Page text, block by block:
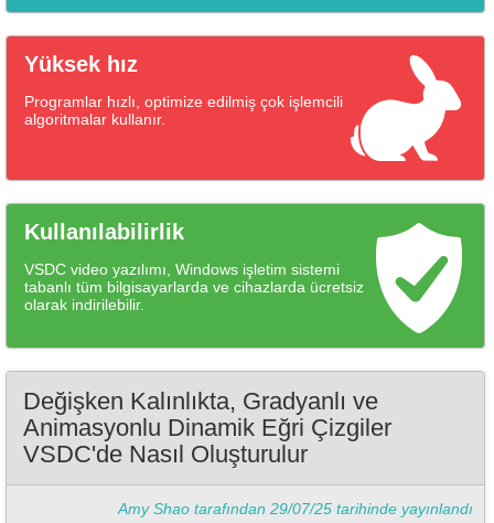
Yüksek hız
Programlar hızlı, optimize edilmiş çok işlemcili
algoritmalar kullanır.
Kullanılabilirlik
VSDC video yazılımı, Windows işletim sistemi
tabanlı tüm bilgisayarlarda ve cihazlarda ücretsiz
olarak indirilebilir.
Değişken Kalınlıkta, Gradyanlı ve
Animasyonlu Dinamik Eğri Çizgiler
VSDC'de Nasıl Oluşturulur
Amy Shao tarafından 29/07/25 tarihinde yayınlandı